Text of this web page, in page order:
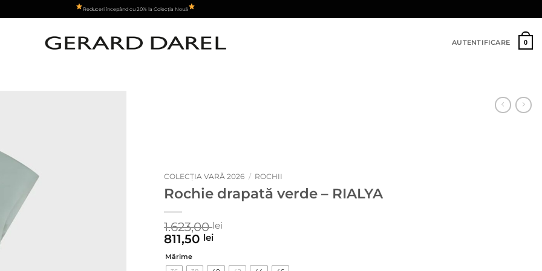
Reduceri începând cu 20% la Colecția Nouă
AUTENTIFICARE 0
COLECȚIA VARĂ 2026 / ROCHII
Rochie drapată verde – RIALYA
1.623,00lei
811,50 lei
Mărime